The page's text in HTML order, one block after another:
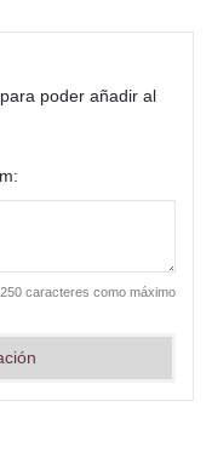
poder añadir al
250 caracteres como máximo